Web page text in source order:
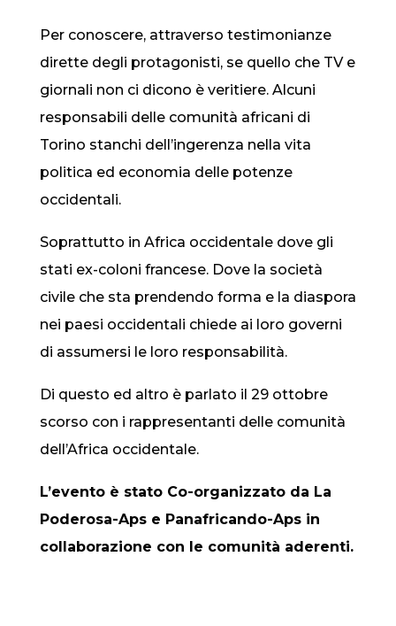
Per conoscere, attraverso testimonianze
dirette degli protagonisti, se quello che TV e
giornali non ci dicono è veritiere. Alcuni
responsabili delle comunità africani di
Torino stanchi dell’ingerenza nella vita
politica ed economia delle potenze
occidentali.
Soprattutto in Africa occidentale dove gli
stati ex-coloni francese. Dove la società
civile che sta prendendo forma e la diaspora
nei paesi occidentali chiede ai loro governi
di assumersi le loro responsabilità.
Di questo ed altro è parlato il 29 ottobre
scorso con i rappresentanti delle comunità
dell’Africa occidentale.
L’evento è stato Co-organizzato da La
Poderosa-Aps e Panafricando-Aps in
collaborazione con le comunità aderenti.